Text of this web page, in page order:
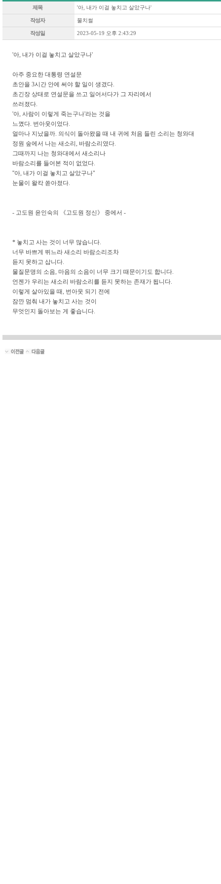
제목 '아, 내가 이걸 놓치고 살았구나'
작성자 물치썰
작성일 2023-05-19 오후 2:43:29
'아, 내가 이걸 놓치고 살았구나'
아주 중요한 대통령 연설문
초안을 3시간 안에 써야 할 일이 생겼다.
초긴장 상태로 연설문을 쓰고 일어서다가 그 자리에서
쓰러졌다.
'아, 사람이 이렇게 죽는구나'라는 것을
느꼈다. 번아웃이었다.
얼마나 지났을까. 의식이 돌아왔을 때 내 귀에 처음 들린 소리는 청와대
정원 숲에서 나는 새소리, 바람소리였다.
그때까지 나는 청와대에서 새소리나
바람소리를 들어본 적이 없었다.
''아, 내가 이걸 놓치고 살았구나"
눈물이 왈칵 쏟아졌다.
- 고도원 윤인숙의 《고도원 정신》 중에서 -
* 놓치고 사는 것이 너무 많습니다.
너무 바쁘게 뛰느라 새소리 바람소리조차
듣지 못하고 삽니다.
물질문명의 소음, 마음의 소음이 너무 크기 때문이기도 합니다.
언젠가 우리는 새소리 바람소리를 듣지 못하는 존재가 됩니다.
이렇게 살아있을 때, 번아웃 되기 전에
잠깐 멈춰 내가 놓치고 사는 것이
무엇인지 돌아보는 게 좋습니다.